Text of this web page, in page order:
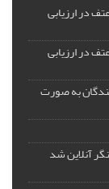
در ارزیابی
در ارزیابی
به صورت
آنلاین شد